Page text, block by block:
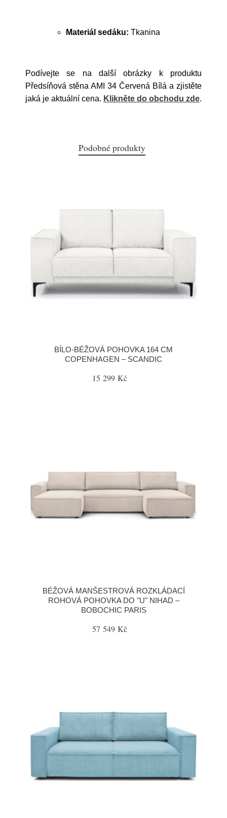
Materiál sedáku: Tkanina
Podívejte se na další obrázky k produktu
Předsíňová stěna AMI 34 Červená Bílá a zjistěte
jaká je aktuální cena. Klikněte do obchodu zde.
Podobné produkty
BÍLO-BÉŽOVÁ POHOVKA 164 CM
COPENHAGEN – SCANDIC
15 299 Kč
BÉŽOVÁ MANŠESTROVÁ ROZKLÁDACÍ
ROHOVÁ POHOVKA DO "U" NIHAD –
BOBOCHIC PARIS
57 549 Kč